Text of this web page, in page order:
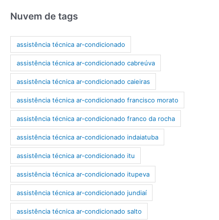
Nuvem de tags
assistência técnica ar-condicionado
assistência técnica ar-condicionado cabreúva
assistência técnica ar-condicionado caieiras
assistência técnica ar-condicionado francisco morato
assistência técnica ar-condicionado franco da rocha
assistência técnica ar-condicionado indaiatuba
assistência técnica ar-condicionado itu
assistência técnica ar-condicionado itupeva
assistência técnica ar-condicionado jundiaí
assistência técnica ar-condicionado salto